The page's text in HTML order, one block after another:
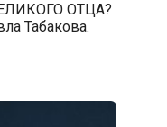
ОТЦА?
Табакова.